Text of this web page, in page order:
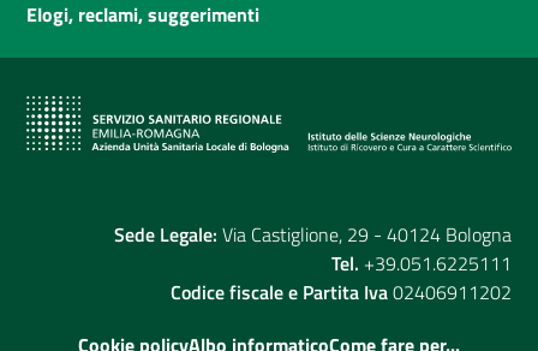
Elogi, reclami, suggerimenti
Sede Legale: Via Castiglione, 29 - 40124 Bologna
Tel. +39.051.6225111
Codice fiscale e Partita Iva02406911202
Cookie policyAlbo informaticoCome fare per...